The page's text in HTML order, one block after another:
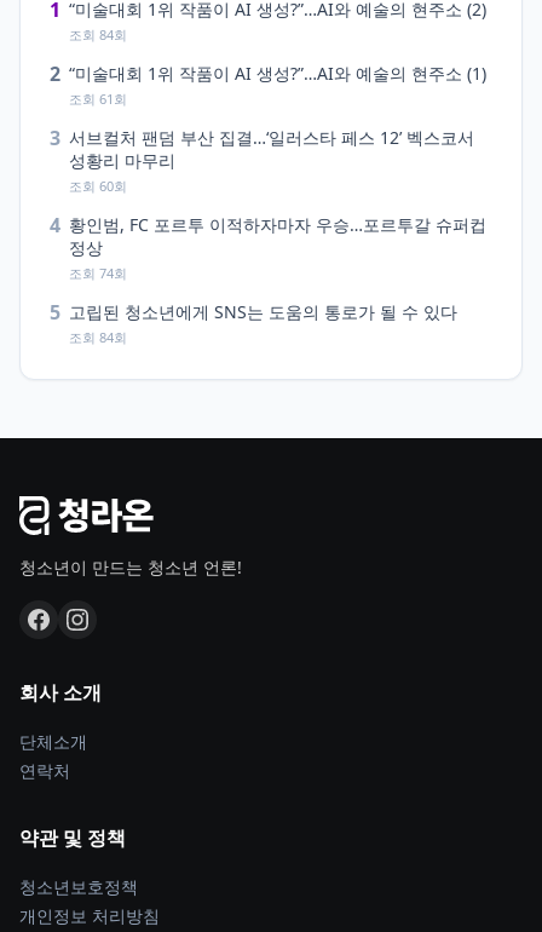
1 “미술대회 1위 작품이 AI 생성?”…AI와 예술의 현주소 (2)
조회 84회
2 “미술대회 1위 작품이 AI 생성?”…AI와 예술의 현주소 (1)
조회 61회
3 서브컬처 팬덤 부산 집결…‘일러스타 페스 12’ 벡스코서
성황리 마무리
조회 60회
4 황인범, FC 포르투 이적하자마자 우승…포르투갈 슈퍼컵
정상
조회 74회
5 고립된 청소년에게 SNS는 도움의 통로가 될 수 있다
조회 84회
청소년이 만드는 청소년 언론!
회사 소개
단체소개
연락처
약관 및 정책
청소년보호정책
개인정보 처리방침